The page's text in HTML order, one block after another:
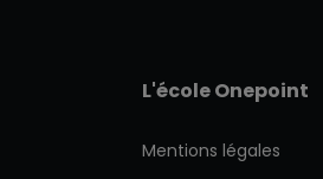
L'école Onepoint
Mentions légales